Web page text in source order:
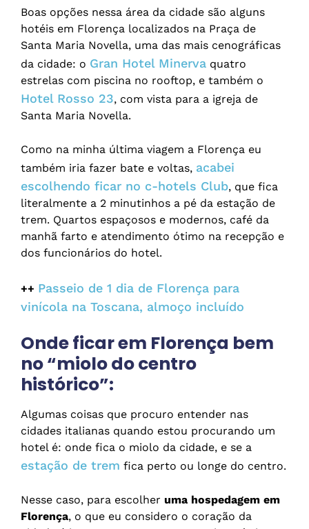
Boas opções nessa área da cidade são alguns
hotéis em Florença localizados na Praça de
Santa Maria Novella, uma das mais cenográficas
da cidade: o Gran Hotel Minerva quatro
estrelas com piscina no rooftop, e também o
Hotel Rosso 23, com vista para a igreja de
Santa Maria Novella.
Como na minha última viagem a Florença eu
também iria fazer bate e voltas, acabei
escolhendo ficar no c-hotels Club, que fica
literalmente a 2 minutinhos a pé da estação de
trem. Quartos espaçosos e modernos, café da
manhã farto e atendimento ótimo na recepção e
dos funcionários do hotel.
++ Passeio de 1 dia de Florença para
vinícola na Toscana, almoço incluído
Onde ficar em Florença bem
no “miolo do centro
histórico”:
Algumas coisas que procuro entender nas
cidades italianas quando estou procurando um
hotel é: onde fica o miolo da cidade, e se a
estação de trem fica perto ou longe do centro.
Nesse caso, para escolher uma hospedagem em
Florença, o que eu considero o coração da